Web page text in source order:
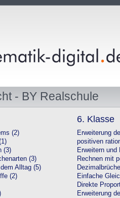
- BY Realschule
(2)
(3)
(3)
Alltag (5)
(2)
6. Klasse
Erweiterung
positiven
Erweitern und
Rechnen mit
Einfache
Direkte
Erweiterung